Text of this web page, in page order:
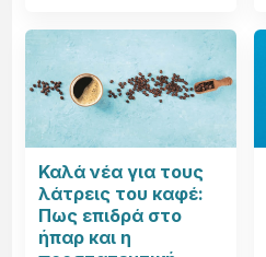
Καλά νέα για τους
λάτρεις του καφέ:
Πως επιδρά στο
ήπαρ και η